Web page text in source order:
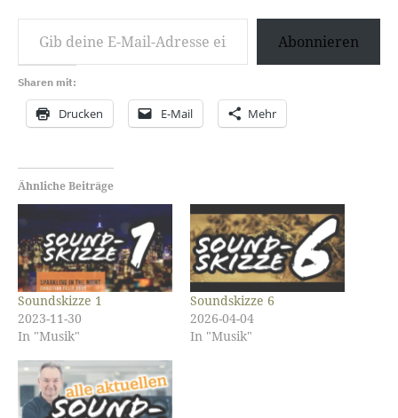
Gib deine E-Mail-Adresse ein …
Abonnieren
Sharen mit:
Drucken E-Mail Mehr
Ähnliche Beiträge
Soundskizze 1
2023-11-30
In "Musik"
Soundskizze 6
2026-04-04
In "Musik"